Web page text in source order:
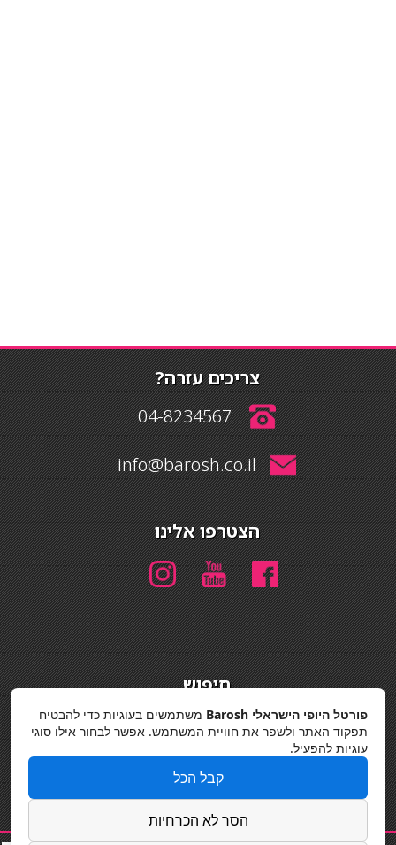
צריכים עזרה?
04-8234567
info@barosh.co.il
הצטרפו אלינו
חיפוש
מדיניות פרטיות
פורטל היופי הישראלי Barosh
משתמשים בעוגיות כדי להבטיח
תפקוד האתר ולשפר את חוויית המשתמש. אפשר לבחור אילו סוגי
עוגיות להפעיל.
קבל הכל
הסר לא הכרחיות